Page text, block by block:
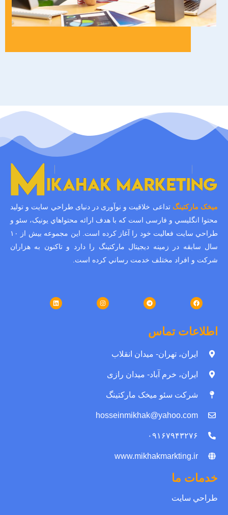
ميخک مارکتينگ تداعی خلاقیت و نوآوری در دنیای طراحي سايت و توليد
محتوا انگليسي و فارسی است که با هدف ارائه محتواهاي يونيک، سئو و
طراحي سايت فعالیت خود را آغاز کرده است. اين مجموعه بيش از ۱۰
سال سابقه در زمينه ديجيتال مارکتينگ را دارد و تاکنون به هزاران
شرکت و افراد مختلف خدمت رساني کرده است.
اطلاعات تماس
ایران، تهران- میدان انقلاب
ایران، خرم آباد- میدان رازی
شرکت سئو میخک مارکتینگ
hosseinmikhak@yahoo.com
۰۹۱۶۷۹۴۳۲۷۶
www.mikhakmarkting.ir
خدمات ما
طراحي سايت